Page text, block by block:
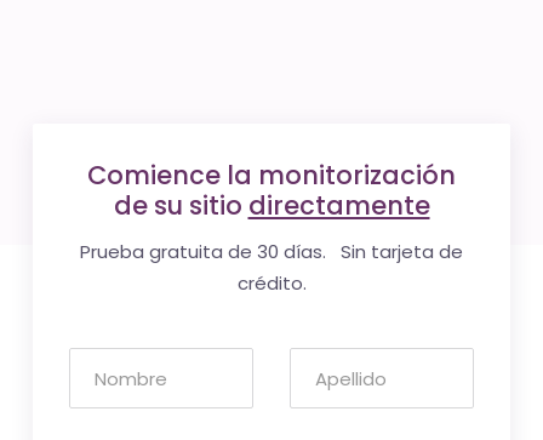
Comience la monitorización
de su sitio directamente
Prueba gratuita de 30 días. Sin tarjeta de
crédito.